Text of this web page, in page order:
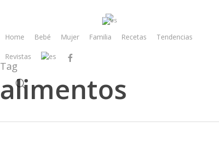
Home Bebé Mujer Familia Recetas Tendencias
Revistas facebook
search
Tag
alimentos